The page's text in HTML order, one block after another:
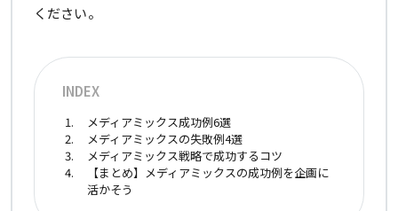
ください。
INDEX
メディアミックス成功例6選
メディアミックスの失敗例4選
メディアミックス戦略で成功するコツ
【まとめ】メディアミックスの成功例を企画に
活かそう